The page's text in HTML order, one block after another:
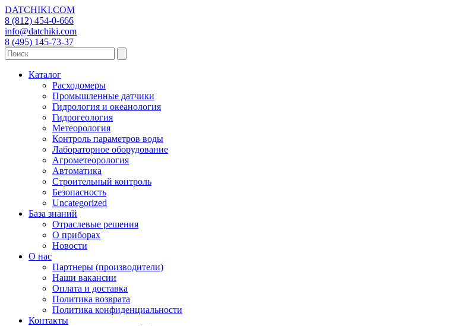
DATCHIKI.COM
8 (812) 454-0-666
info@datchiki.com
8 (495) 145-73-37
Каталог
Расходомеры
Промышленные датчики
Гидрология и океанология
Гидрогеология
Метеорология
Контроль параметров воды
Лабораторное оборудование
Агрометеорология
Автоматика
Строительный контроль
Безопасность
Uncategorized
База знаний
Отраслевые решения
О приборах
Новости
О нас
Партнеры (производители)
Наши вакансии
Оплата и доставка
Политика возврата
Политика конфиденциальности
Контакты